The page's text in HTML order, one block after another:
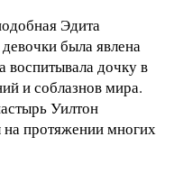
Эдита
была явлена
воспитывала дочку в
и соблазнов мира.
Уилтон
протяжении многих